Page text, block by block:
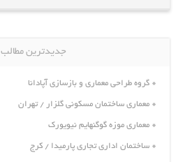
جدیدترین مطالب
گروه طراحی معماری و بازسازی آپادانا
معماری ساختمان مسکونی گلزار / تهران
معماری موزه گوگنهایم نیویورک
ساختمان اداری تجاری پارمیدا / کرج